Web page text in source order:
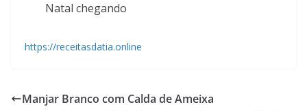
Natal chegando
https://receitasdatia.online
Manjar Branco com Calda de Ameixa